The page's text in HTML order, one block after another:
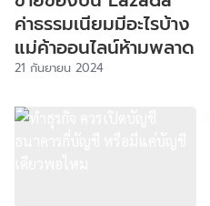
ค่าธรรมเนียมมีอะไรบ้าง
แม่ค้าออนไลน์ห้ามพลาด
21 กันยายน 2024